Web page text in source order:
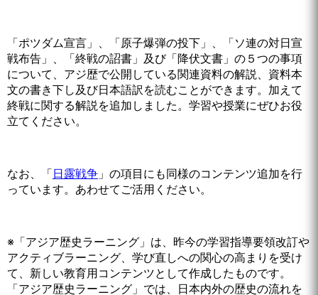
「ポツダム宣言」、「原子爆弾の投下」、「ソ連の対日宣
戦布告」、「終戦の詔書」及び「降伏文書」の５つの事項
について、アジ歴で公開している関連資料の解説、資料本
文の書き下し及び日本語訳を読むことができます。加えて
終戦に関する解説を追加しました。学習や授業にぜひお役
立てください。
なお、「日露戦争 」の項目にも同様のコンテンツ追加を行
っています。あわせてご活用ください。
※「アジア歴史ラーニング」は、昨今の学習指導要領改訂や
アクティブラーニング、学び直しへの関心の高まりを受け
て、新しい教育用コンテンツとして作成したものです。
「アジア歴史ラーニング」では、日本内外の歴史の流れを